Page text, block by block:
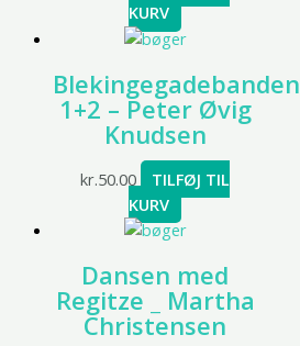
KURV
Blekingegadebanden
1+2 – Peter Øvig
Knudsen
kr.50.00
TILFØJ TIL
KURV
Dansen med
Regitze _ Martha
Christensen